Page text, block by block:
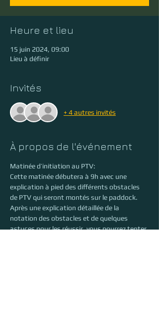
Heure et lieu
15 juin 2024, 09:00
Lieu à définir
Invités
+ 4 autres invités
À propos de l'événement
Matinée d’initiation au PTV:
Cette matinée débutera à 9h avec une
explication à pied des différents obstacles
de PTV qui seront montés sur le paddock.
Après une explication détaillée de la
notation des obstacles et de quelques
astuces pour les réussir, vous pourrez tenter